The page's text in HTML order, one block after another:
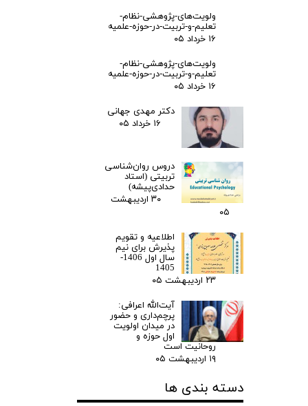
ولویت‌های-پژوهشی-نظام-
تعلیم-و-تربیت-در-حوزه-علمیه
۱۶ خرداد ۰۵
ولویت‌های-پژوهشی-نظام-
تعلیم-و-تربیت-در-حوزه-علمیه
۱۶ خرداد ۰۵
دکتر مهدی جهانی
۱۶ خرداد ۰۵
دروس روان‌شناسی
تربیتی (استاد
حدادی‌پیشه)
۳۰ اردیبهشت
۰۵
اطلاعیه و تقویم
پذیرش برای نیم
سال اول 1406-
1405
۲۳ اردیبهشت ۰۵
آیت‌الله اعرافی:
پرچم‌داری و حضور
در میدان‌ اولویت
اول حوزه و
روحانیت است
۱۹ اردیبهشت ۰۵
دسته بندی ها